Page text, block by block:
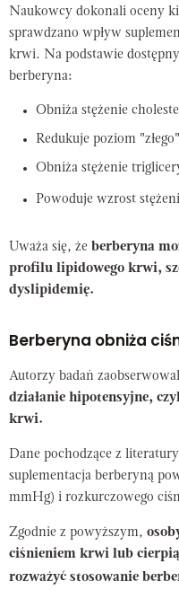
Naukowcy dokonali oceny
sprawdzano wpływ
krwi. Na podstawie
berberyna:
Obniża stężenie
Redukuje poziom
Obniża stężenie
Powoduje wzrost
Uważa się, że berberyna
profilu lipidowego krwi,
dyslipidemię.
Berberyna obniża
Autorzy badań
działanie hipotensyjne,
krwi.
Dane pochodzące z
suplementacja berberyną
mmHg) i rozkurczowego
Zgodnie z powyższym,
ciśnieniem krwi lub
rozważyć stosowanie